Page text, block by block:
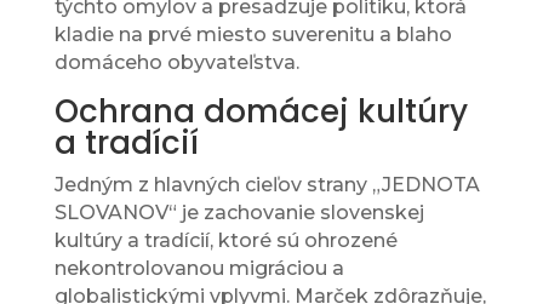
týchto omylov a presadzuje politiku, ktorá
kladie na prvé miesto suverenitu a blaho
domáceho obyvateľstva.
Ochrana domácej kultúry
a tradícií
Jedným z hlavných cieľov strany „JEDNOTA
SLOVANOV“ je zachovanie slovenskej
kultúry a tradícií, ktoré sú ohrozené
nekontrolovanou migráciou a
globalistickými vplyvmi. Marček zdôrazňuje,